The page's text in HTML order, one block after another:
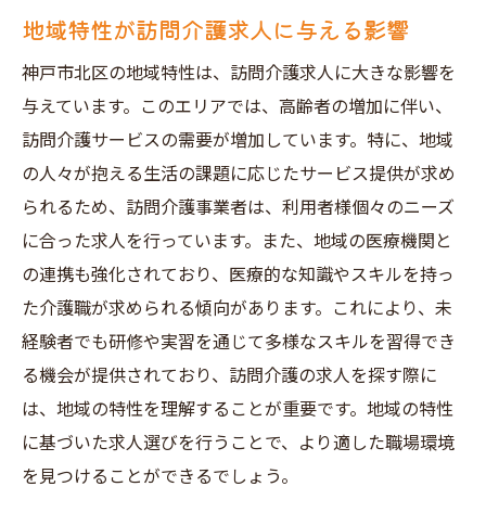
地域特性が訪問介護求人に与える影響
神戸市北区の地域特性は、訪問介護求人に大きな影響を
与えています。このエリアでは、高齢者の増加に伴い、
訪問介護サービスの需要が増加しています。特に、地域
の人々が抱える生活の課題に応じたサービス提供が求め
られるため、訪問介護事業者は、利用者様個々のニーズ
に合った求人を行っています。また、地域の医療機関と
の連携も強化されており、医療的な知識やスキルを持っ
た介護職が求められる傾向があります。これにより、未
経験者でも研修や実習を通じて多様なスキルを習得でき
る機会が提供されており、訪問介護の求人を探す際に
は、地域の特性を理解することが重要です。地域の特性
に基づいた求人選びを行うことで、より適した職場環境
を見つけることができるでしょう。